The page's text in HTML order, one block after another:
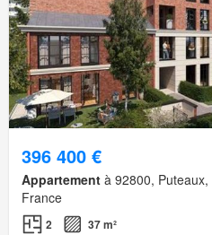
396 400 €
Appartement à 92800,
France
2 37 m²